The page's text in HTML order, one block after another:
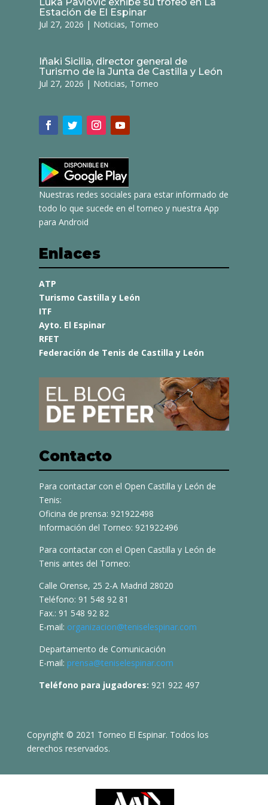
Luka Pavlovic exhibe su trofeo en La
Estación de El Espinar
Jul 27, 2026 | Noticias, Torneo
Iñaki Sicilia, director general de
Turismo de la Junta de Castilla y León
Jul 27, 2026 | Noticias, Torneo
Nuestras redes sociales para estar informado de
todo lo que sucede en el torneo y nuestra App
para Android
Enlaces
ATP
Turismo Castilla y León
ITF
Ayto. El Espinar
RFET
Federación de Tenis de Castilla y León
Contacto
Para contactar con el Open Castilla y León de
Tenis:
Oficina de prensa: 921922498
Información del Torneo: 921922496
Para contactar con el Open Castilla y León de
Tenis antes del Torneo:
Calle Orense, 25 2-A Madrid 28020
Teléfono: 91 548 92 81
Fax.: 91 548 92 82
E-mail: organizacion@teniselespinar.com
Departamento de Comunicación
E-mail: prensa@teniselespinar.com
Teléfono para jugadores: 921 922 497
Copyright © 2021 Torneo El Espinar. Todos los
derechos reservados.